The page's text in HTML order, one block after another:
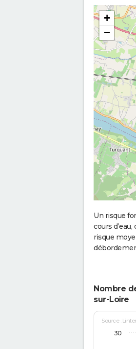
+
−
Un risque
cours
risque
Nombre
sur-Loire
Source :
30